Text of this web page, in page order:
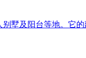
墅及阳台等地。它